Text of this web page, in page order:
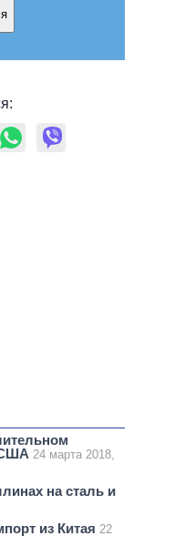
24 марта 2018,
на сталь и
из Китая 22